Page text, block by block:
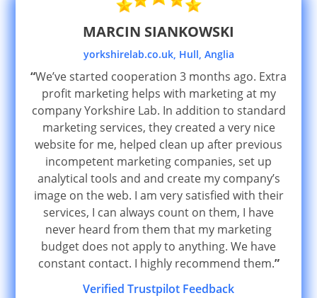
MARCIN SIANKOWSKI
yorkshirelab.co.uk, Hull, Anglia
“We’ve started cooperation 3 months ago. Extra
profit marketing helps with marketing at my
company Yorkshire Lab. In addition to standard
marketing services, they created a very nice
website for me, helped clean up after previous
incompetent marketing companies, set up
analytical tools and and create my company’s
image on the web. I am very satisfied with their
services, I can always count on them, I have
never heard from them that my marketing
budget does not apply to anything. We have
constant contact. I highly recommend them.”
Verified Trustpilot Feedback